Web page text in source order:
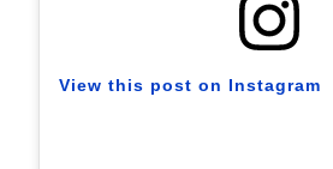
View this post on Instagram